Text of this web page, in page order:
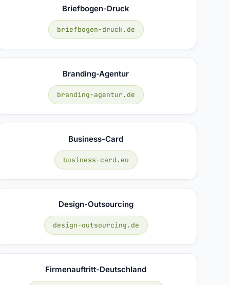
Briefbogen-Druck
briefbogen-druck.de
Branding-Agentur
branding-agentur.de
Business-Card
business-card.eu
Design-Outsourcing
design-outsourcing.de
Firmenauftritt-Deutschland